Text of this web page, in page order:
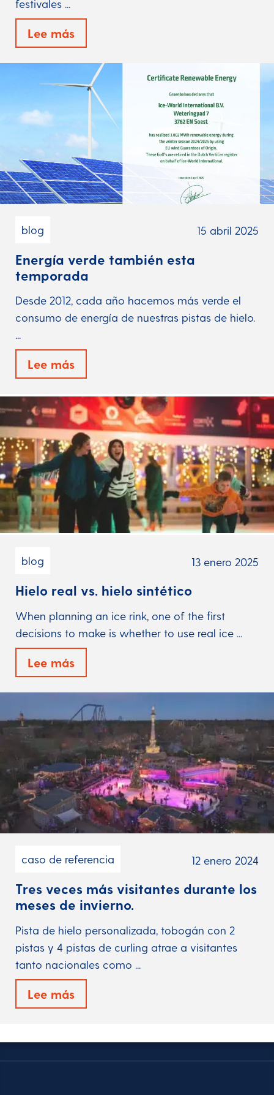
festivales ...
Lee más
blog 15 abril 2025
Energía verde también esta
temporada
Desde 2012, cada año hacemos más verde el
consumo de energía de nuestras pistas de hielo.
...
Lee más
blog 13 enero 2025
Hielo real vs. hielo sintético
When planning an ice rink, one of the first
decisions to make is whether to use real ice ...
Lee más
caso de referencia 12 enero 2024
Tres veces más visitantes durante los
meses de invierno.
Pista de hielo personalizada, tobogán con 2
pistas y 4 pistas de curling atrae a visitantes
tanto nacionales como ...
Lee más